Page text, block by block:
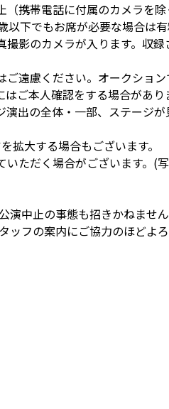
携帯電話に付属のカメラを
下でもお席が必要な場合は有
影のカメラが入ります。収
遠慮ください。オークショ
ご本人確認をする場合があり
出の全体・一部、ステージ
拡大する場合もございます。
ただく場合がございます。(
中止の事態も招きかねません
ッフの案内にご協力のほどよ